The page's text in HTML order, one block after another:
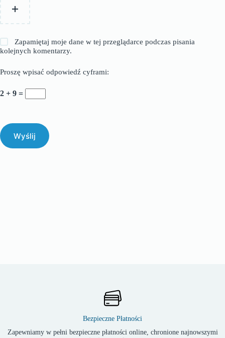
Zapamiętaj moje dane w tej przeglądarce podczas pisania
kolejnych komentarzy.
Proszę wpisać odpowiedź cyframi:
2 + 9 =
Wyślij
Bezpieczne Płatności
Zapewniamy w pełni bezpieczne płatności online, chronione najnowszymi